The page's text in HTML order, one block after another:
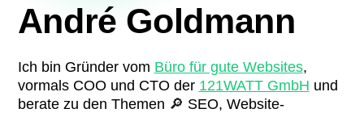
André Goldmann
Ich bin Gründer vom Büro für gute Websites,
vormals COO und CTO der 121WATT GmbH und
berate zu den Themen 🔎 SEO, Website-